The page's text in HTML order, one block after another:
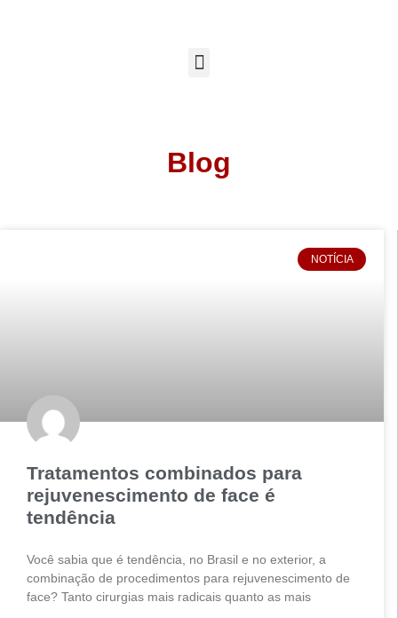
Blog
NOTÍCIA
Tratamentos combinados para
rejuvenescimento de face é
tendência
Você sabia que é tendência, no Brasil e no exterior, a
combinação de procedimentos para rejuvenescimento de
face? Tanto cirurgias mais radicais quanto as mais